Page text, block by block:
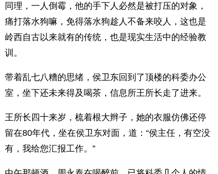
同理，一人倒霉，他的手下人必然是被打压的对象，
痛打落水狗嘛，免得落水狗趁人不备来咬人，这也是
岭西自古以来就有的传统，也是现实生活中的经验教
训。
带着乱七八糟的思绪，侯卫东回到了顶楼的科委办公
室，坐下还未来得及喝茶，信息所王所长走了进来。
王所长四十来岁，梳着根大辫子，她的衣服仿佛还停
留在80年代，坐在侯卫东对面，道：“侯主任，有空没
有，我给您汇报工作。”